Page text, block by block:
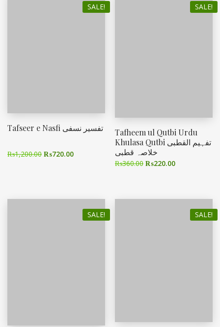
SALE!
Tafseer e Nasfi تفسیر نسفی
₨1,200.00 ₨720.00
SALE!
Tafheem ul Qutbi Urdu
Khulasa Qutbi تفہیم القطبی
خلاصہ قطبی
₨360.00 ₨220.00
SALE! SALE!